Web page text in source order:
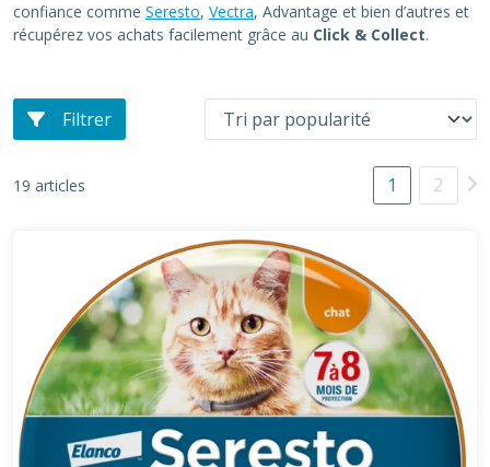
confiance comme Seresto, Vectra, Advantage et bien d’autres et
récupérez vos achats facilement grâce au Click & Collect.
Filtrer
19 articles 1 2